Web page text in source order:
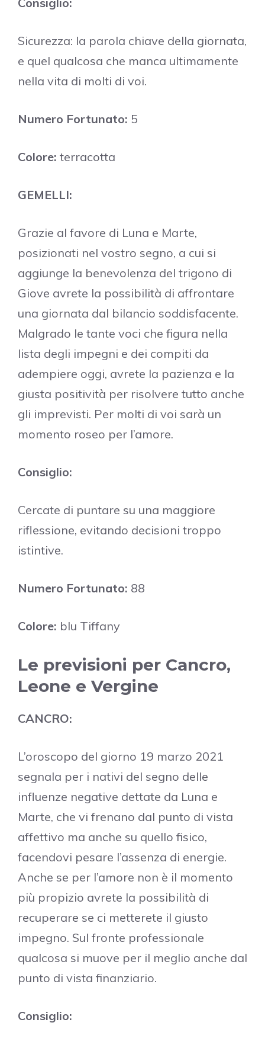
Sicurezza: la parola chiave della giornata,
e quel qualcosa che manca ultimamente
nella vita di molti di voi.
Numero Fortunato: 5
Colore: terracotta
GEMELLI:
Grazie al favore di Luna e Marte,
posizionati nel vostro segno, a cui si
aggiunge la benevolenza del trigono di
Giove avrete la possibilità di affrontare
una giornata dal bilancio soddisfacente.
Malgrado le tante voci che figura nella
lista degli impegni e dei compiti da
adempiere oggi, avrete la pazienza e la
giusta positività per risolvere tutto anche
gli imprevisti. Per molti di voi sarà un
momento roseo per l’amore.
Consiglio:
Cercate di puntare su una maggiore
riflessione, evitando decisioni troppo
istintive.
Numero Fortunato: 88
Colore: blu Tiffany
Le previsioni per Cancro,
Leone e Vergine
CANCRO:
L’oroscopo del giorno 19 marzo 2021
segnala per i nativi del segno delle
influenze negative dettate da Luna e
Marte, che vi frenano dal punto di vista
affettivo ma anche su quello fisico,
facendovi pesare l’assenza di energie.
Anche se per l’amore non è il momento
più propizio avrete la possibilità di
recuperare se ci metterete il giusto
impegno. Sul fronte professionale
qualcosa si muove per il meglio anche dal
punto di vista finanziario.
Consiglio: